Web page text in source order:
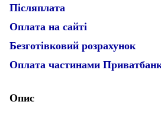
Післяплата
Оплата на сайті
Безготівковий розрахунок
Оплата частинами
Опис